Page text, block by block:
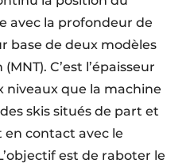
avec la profondeur de
base de deux modèles
C’est l’épaisseur
niveaux que la machine
skis situés de part et
contact avec le
est de raboter le